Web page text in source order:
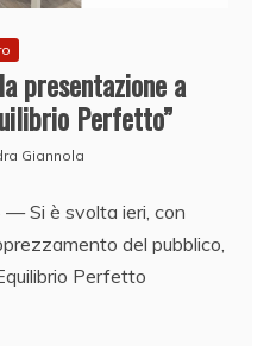
presentazione a
Perfetto”
Giannola
Si è svolta ieri, con
del pubblico,
Perfetto